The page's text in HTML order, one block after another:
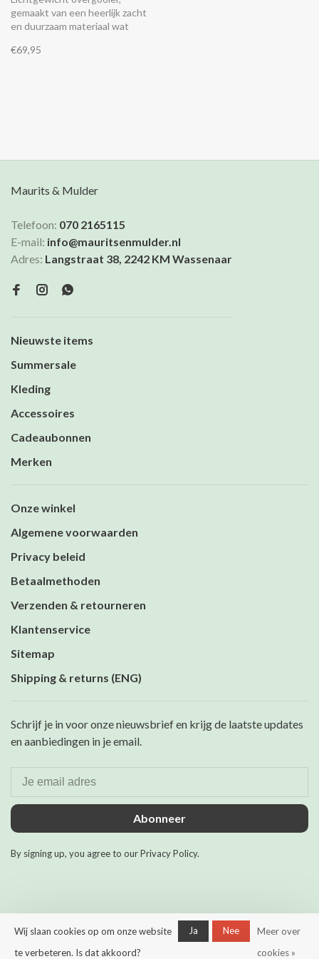
gemaakt van een heerlijk zacht
en duurzaam materiaal wat
met een open voorkant en wijde
€69,95
Maurits & Mulder
Telefoon: 070 2165115
E-mail: info@mauritsenmulder.nl
Adres: Langstraat 38, 2242 KM Wassenaar
Nieuwste items
Summersale
Kleding
Accessoires
Cadeaubonnen
Merken
Onze winkel
Algemene voorwaarden
Privacy beleid
Betaalmethoden
Verzenden & retourneren
Klantenservice
Sitemap
Shipping & returns (ENG)
Schrijf je in voor onze nieuwsbrief en krijg de laatste updates
en aanbiedingen in je email.
Abonneer
By signing up, you agree to our Privacy Policy.
© Copyright 2026 Maurits &
Wij slaan cookies op om onze website
te verbeteren. Is dat akkoord?
Ja Nee
Meer over
cookies »